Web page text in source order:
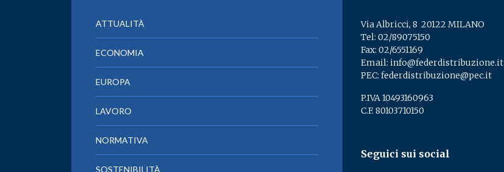
ATTUALITÀ
ECONOMIA
EUROPA
LAVORO
NORMATIVA
SOSTENIBILITÀ
Via Albricci, 8 ­ 20122 MILANO
Tel: 02/89075150
Fax: 02/6551169
Email: info@federdistribuzione.it
PEC: federdistribuzione@pec.it
P.IVA 10493160963
C.F. 80103710150
Seguici sui social